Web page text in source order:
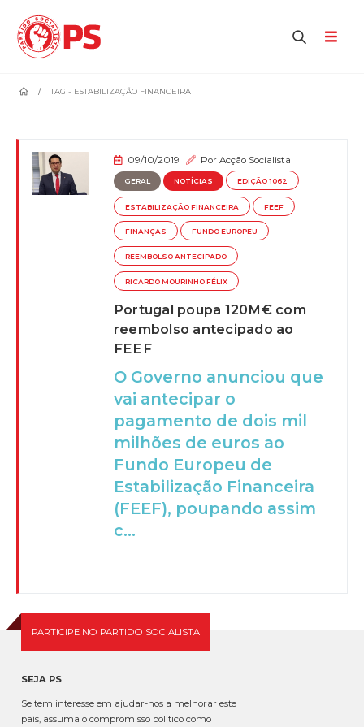
TAG - ESTABILIZAÇÃO FINANCEIRA
09/10/2019 PorAcção Socialista
GERAL NOTÍCIAS EDIÇÃO 1062
ESTABILIZAÇÃO FINANCEIRA FEEF
FINANÇAS FUNDO EUROPEU
REEMBOLSO ANTECIPADO
RICARDO MOURINHO FÉLIX
Portugal poupa 120M€ com
reembolso antecipado ao
FEEF
O Governo anunciou que
vai antecipar o
pagamento de dois mil
milhões de euros ao
Fundo Europeu de
Estabilização Financeira
(FEEF), poupando assim
c...
PARTICIPE NO PARTIDO SOCIALISTA
SEJA PS
Se tem interesse em ajudar-nos a melhorar este
país, assuma o compromisso político como